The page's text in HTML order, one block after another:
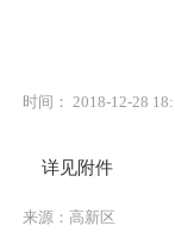
时间： 2018-12-28
详见附件
来源：高新区